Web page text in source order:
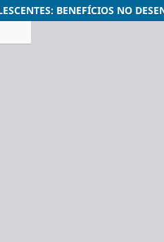
BENEFÍCIOS NO